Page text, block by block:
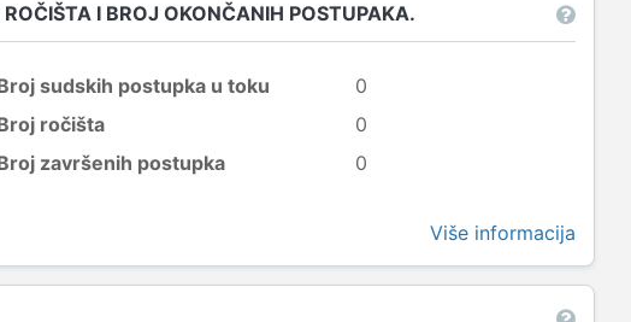
I BROJ OKONČANIH POSTUPAKA.
sudskih postupka u toku
0
ročišta
0
završenih postupka
0
Više informacija